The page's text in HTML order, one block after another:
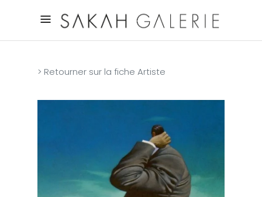
> Retourner sur la fiche Artiste